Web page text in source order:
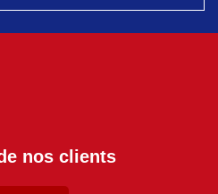
nos clients